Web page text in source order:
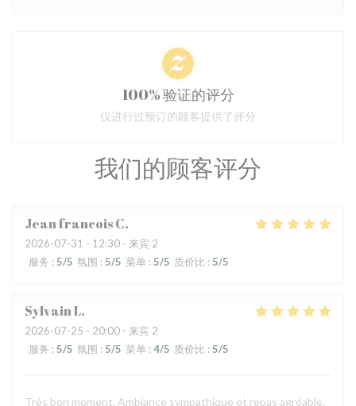
我们的顾客评分
Jean francoisC
2026-07-31 - 12:30 - 来宾 2
服务 : 5/5 氛围 : 5/5 菜单 : 5/5 质价比 : 5/5
SylvainL
2026-07-25 - 20:00 - 来宾 2
服务 : 5/5 氛围 : 5/5 菜单 : 4/5 质价比 : 5/5
Très bon moment. Ambiance sympathique et repas agréable.
100% 验证的评分
仅进行过预订的顾客提供了评分